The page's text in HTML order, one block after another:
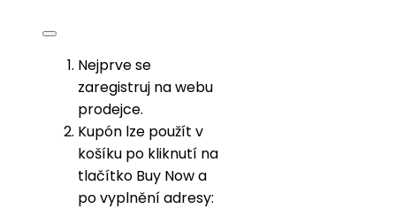
Nejprve se
zaregistruj na webu
prodejce.
Kupón lze použít v
košíku po kliknutí na
tlačítko Buy Now a
po vyplnění adresy: